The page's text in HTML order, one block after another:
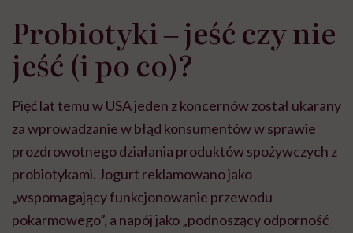
Probiotyki ‒ jeść czy nie
jeść (i po co)?
Pięć lat temu w USA jeden z koncernów został ukarany
za wprowadzanie w błąd konsumentów w sprawie
prozdrowotnego działania produktów spożywczych z
probiotykami. Jogurt reklamowano jako
„wspomagający funkcjonowanie przewodu
pokarmowego”, a napój jako „podnoszący odporność